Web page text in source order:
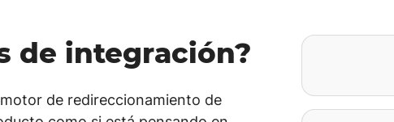
de integración?
de redireccionamiento de